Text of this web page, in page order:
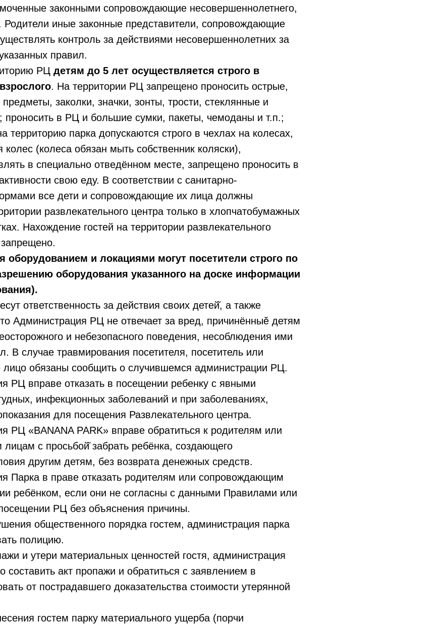
законными сопровождающие несовершеннолетнего,
Родители иные законные представители, сопровождающие
контроль за действиями несовершеннолетних за
правил.
РЦ детям до 5 лет осуществляется строго в
. На территории РЦ запрещено проносить острые,
заколки, значки, зонты, трости, стеклянные и
проносить в РЦ и большие сумки, пакеты, чемоданы и т.п.;
территорию парка допускаются строго в чехлах на колесах,
(колеса обязан мыть собственник коляски),
в специально отведённом месте, запрещено проносить в
свою еду. В соответствии с санитарно-
все дети и сопровождающие их лица должны
развлекательного центра только в хлопчатобумажных
Нахождение гостей на территории развлекательного
оборудованием и локациями могут посетители строго по
оборудования указанного на доске информации
ответственность за действия своих детей̆, а также
Администрация РЦ не отвечает за вред, причинённыӗ детям
и небезопасного поведения, несоблюдения ими
В случае травмирования посетителя, посетитель или
обязаны сообщить о случившемся администрации РЦ.
РЦ вправе отказать в посещении ребенку с явными
инфекционных заболеваний и при заболеваниях,
для посещения Развлекательного центра.
РЦ «BANANA PARK» вправе обратиться к родителям или
с просьбой̆ забрать ребёнка, создающего
другим детям, без возврата денежных средств.
Парка в праве отказать родителям или сопровождающим
ребёнком, если они не согласны с данными Правилами или
РЦ без объяснения причины.
общественного порядка гостем, администрация парка
полицию.
и утери материальных ценностей гостя, администрация
составить акт пропажи и обратиться с заявлением в
от пострадавшего доказательства стоимости утерянной
гостем парку материального ущерба (порчи